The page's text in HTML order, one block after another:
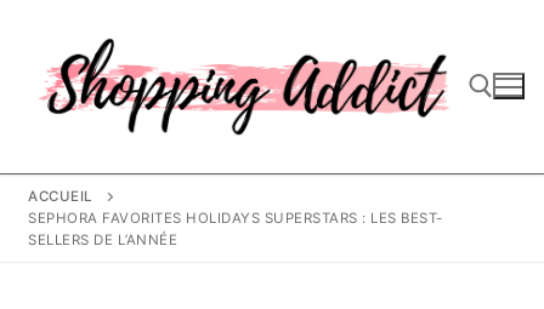
contenu
ACCUEIL
SEPHORA FAVORITES HOLIDAYS SUPERSTARS : LES BEST-
SELLERS DE L’ANNÉE